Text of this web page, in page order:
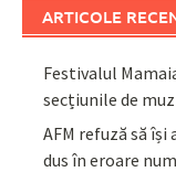
ARTICOLE
Festivalul
secțiunile de
AFM refuză să
dus în eroare